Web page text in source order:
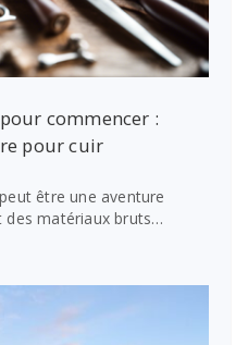
commencer :
pour cuir
être une aventure
matériaux bruts…